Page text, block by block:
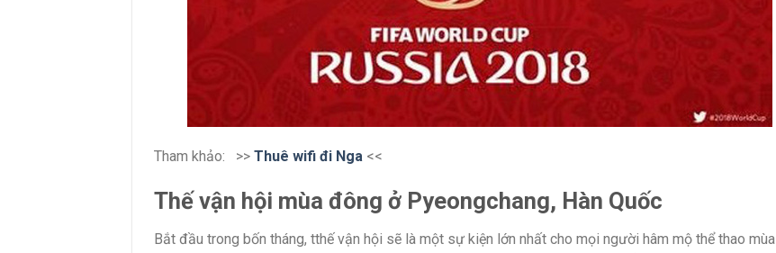
Tham khảo: >> Thuê wifi đi Nga <<
Thế vận hội mùa đông ở Pyeongchang, Hàn Quốc
Bắt đầu trong bốn tháng, tthế vận hội sẽ là một sự kiện lớn nhất cho mọi người hâm mộ thể thao mùa